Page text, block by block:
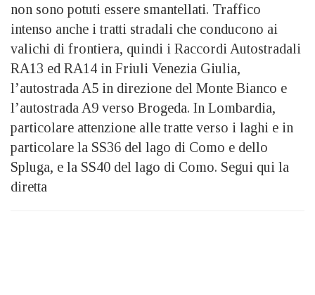
non sono potuti essere smantellati. Traffico
intenso anche i tratti stradali che conducono ai
valichi di frontiera, quindi i Raccordi Autostradali
RA13 ed RA14 in Friuli Venezia Giulia,
l’autostrada A5 in direzione del Monte Bianco e
l’autostrada A9 verso Brogeda. In Lombardia,
particolare attenzione alle tratte verso i laghi e in
particolare la SS36 del lago di Como e dello
Spluga, e la SS40 del lago di Como. Segui qui la
diretta